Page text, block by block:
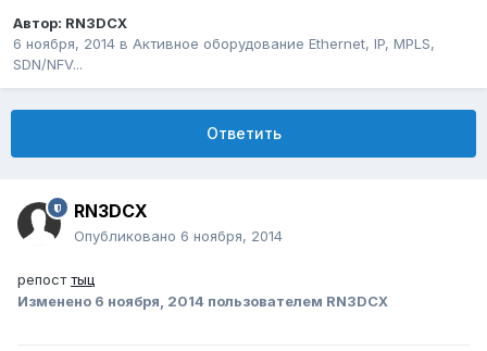
Автор: RN3DCX
6 ноября, 2014 в Активное оборудование Ethernet, IP, MPLS,
SDN/NFV...
Ответить
RN3DCX
Опубликовано 6 ноября, 2014
репосттыц
Изменено 6 ноября, 2014 пользователем RN3DCX